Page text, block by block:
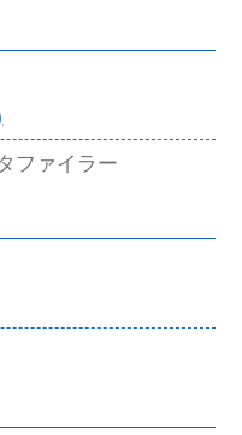
ファイラー